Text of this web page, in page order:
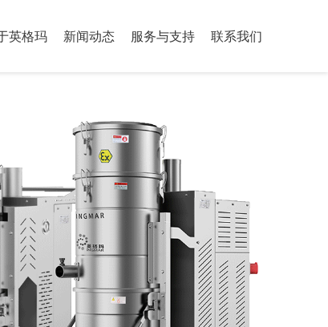
英格玛 新闻动态 服务与支持 联系我们